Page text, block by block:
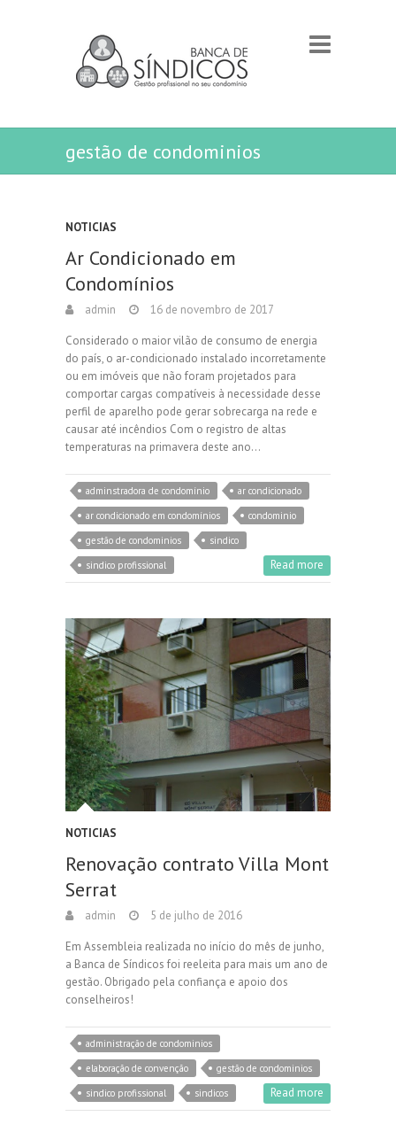
gestão de condominios
NOTICIAS
Ar Condicionado em
Condomínios
admin 16 de novembro de 2017
Considerado o maior vilão de consumo de energia
do país, o ar-condicionado instalado incorretamente
ou em imóveis que não foram projetados para
comportar cargas compatíveis à necessidade desse
perfil de aparelho pode gerar sobrecarga na rede e
causar até incêndios Com o registro de altas
temperaturas na primavera deste ano…
adminstradora de condomínio
ar condicionado
ar condicionado em condomínios
condominio
gestão de condominios
sindico
sindico profissional
Read more
NOTICIAS
Renovação contrato Villa Mont
Serrat
admin 5 de julho de 2016
Em Assembleia realizada no início do mês de junho,
a Banca de Síndicos foi reeleita para mais um ano de
gestão. Obrigado pela confiança e apoio dos
conselheiros!
administração de condominios
elaboração de convenção
gestão de condominios
sindico profissional
sindicos Read more